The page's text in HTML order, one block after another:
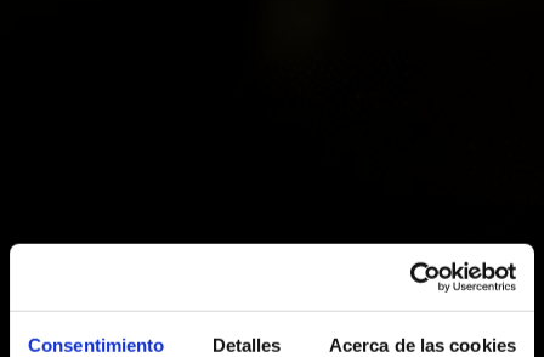
Consentimiento Detalles Acerca de las cookies
La taquilla abre los días de función desde dos